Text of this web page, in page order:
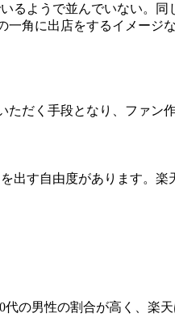
るようで並んでいない。
角に出店をするイメージ
だく手段となり、ファン
す自由度があります。楽
の男性の割合が高く、楽天